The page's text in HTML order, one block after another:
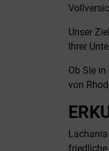
Unser
Ihrer
Ob Sie
von
friedliche